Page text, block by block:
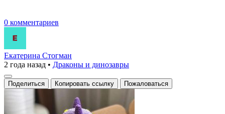
0 комментариев
Екатерина Стогман
2 года назад • Драконы и динозавры
Поделиться Копировать ссылку Пожаловаться